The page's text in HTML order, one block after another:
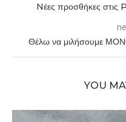
Nέες προσθήκες
Θέλω να μιλήσουμε
YOU